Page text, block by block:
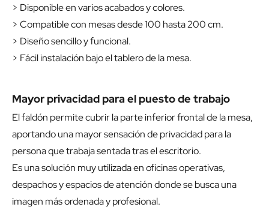
> Disponible en varios acabados y colores.
> Compatible con mesas desde 100 hasta 200 cm.
> Diseño sencillo y funcional.
> Fácil instalación bajo el tablero de la mesa.
Mayor privacidad para el puesto de trabajo
El faldón permite cubrir la parte inferior frontal de la mesa,
aportando una mayor sensación de privacidad para la
persona que trabaja sentada tras el escritorio.
Es una solución muy utilizada en oficinas operativas,
despachos y espacios de atención donde se busca una
imagen más ordenada y profesional.